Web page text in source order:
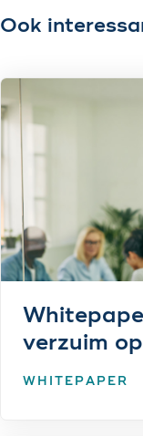
Ook
verzuim
WHITEPAPER